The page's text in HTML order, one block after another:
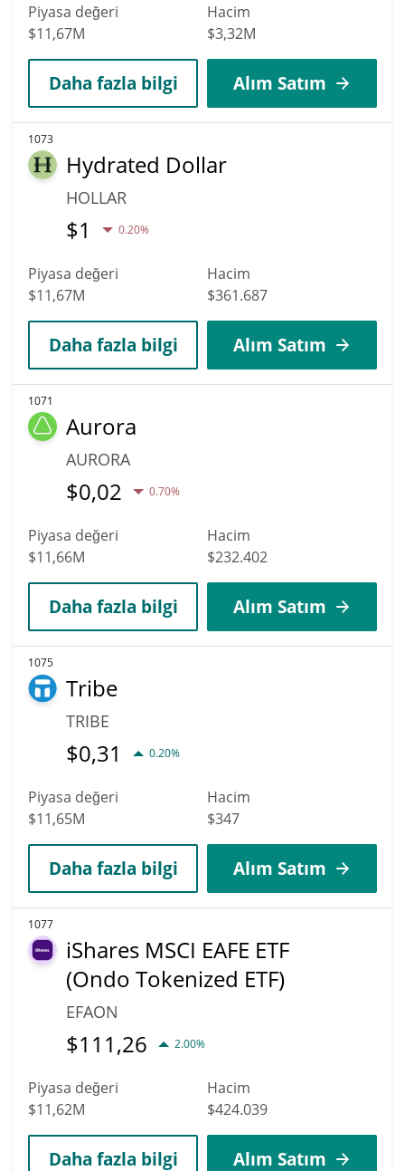
Piyasa değeri
$11,67M
Hacim
$3,32M
Daha fazla bilgi Alım Satım
1073
Hydrated Dollar
HOLLAR
$1 0.20%
Piyasa değeri
$11,67M
Hacim
$361.687
Daha fazla bilgi Alım Satım
1071
Aurora
AURORA
$0,02 0.70%
Piyasa değeri
$11,66M
Hacim
$232.402
Daha fazla bilgi Alım Satım
1075
Tribe
TRIBE
$0,31 0.20%
Piyasa değeri
$11,65M
Hacim
$347
Daha fazla bilgi Alım Satım
1077
iShares MSCI EAFE ETF
(Ondo Tokenized ETF)
EFAON
$111,26 2.00%
Piyasa değeri
$11,62M
Hacim
$424.039
Daha fazla bilgi Alım Satım